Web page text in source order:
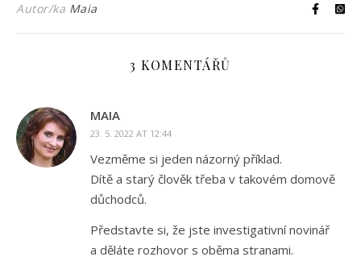
Autor/ka Maia
3 KOMENTÁŘŮ
MAIA
23. 5. 2022 AT 12:44
Vezměme si jeden názorný příklad.
Dítě a starý člověk třeba v takovém domově
důchodců.
Představte si, že jste investigativní novinář
a děláte rozhovor s oběma stranami.